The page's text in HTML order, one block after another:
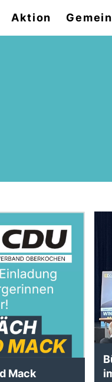
Aktion
Mack